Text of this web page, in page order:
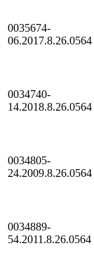
0035674-
06.2017.8.26.0564
0034740-
14.2018.8.26.0564
0034805-
24.2009.8.26.0564
0034889-
54.2011.8.26.0564